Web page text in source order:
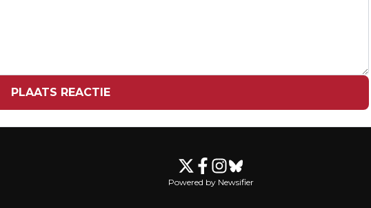
PLAATS REACTIE
Powered by Newsifier